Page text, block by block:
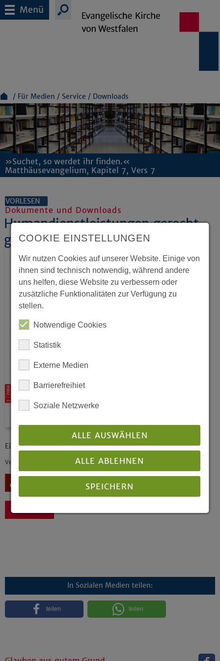
Menü
Für Medien Service Downloads
»Suchet, so werdet ihr finden.«
Matthäusevangelium, Kapitel 7, Vers 7
VORLESEN
Dokumente und Downloads
Humandienstleistungen gerecht
gestalten
Ein Beitrag zur Zukunft der Arbeit
Veröffentlicht: 07/2004
In Sozialen Medien teilen:
teilen teilen
COOKIE EINSTELLUNGEN
Wir nutzen Cookies auf unserer Website. Einige von
ihnen sind technisch notwendig, während andere
uns helfen, diese Website zu verbessern oder
zusätzliche Funktionalitäten zur Verfügung zu
stellen.
Notwendige Cookies
Statistik
Externe Medien
Barrierefreihiet
Soziale Netzwerke
ALLE AUSWÄHLEN
ALLE ABLEHNEN
SPEICHERN